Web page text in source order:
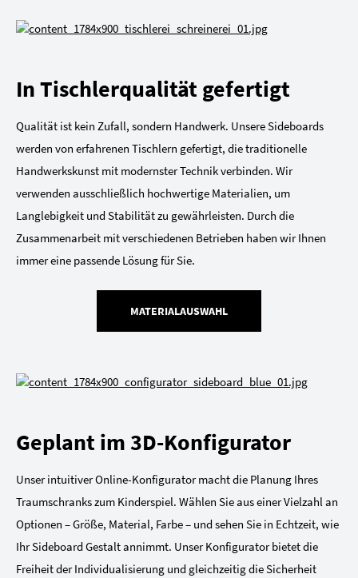
In Tischlerqualität gefertigt
Qualität ist kein Zufall, sondern Handwerk. Unsere Sideboards
werden von erfahrenen Tischlern gefertigt, die traditionelle
Handwerkskunst mit modernster Technik verbinden. Wir
verwenden ausschließlich hochwertige Materialien, um
Langlebigkeit und Stabilität zu gewährleisten. Durch die
Zusammenarbeit mit verschiedenen Betrieben haben wir Ihnen
immer eine passende Lösung für Sie.
MATERIALAUSWAHL
Geplant im 3D-Konfigurator
Unser intuitiver Online-Konfigurator macht die Planung Ihres
Traumschranks zum Kinderspiel. Wählen Sie aus einer Vielzahl an
Optionen – Größe, Material, Farbe – und sehen Sie in Echtzeit, wie
Ihr Sideboard Gestalt annimmt. Unser Konfigurator bietet die
Freiheit der Individualisierung und gleichzeitig die Sicherheit